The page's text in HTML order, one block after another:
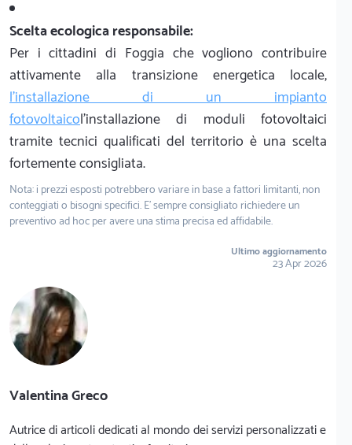
Scelta ecologica responsabile:
Per i cittadini di Foggia che vogliono contribuire
attivamente alla transizione energetica locale,
l'installazione di un impianto
fotovoltaicol'installazione di moduli fotovoltaici
tramite tecnici qualificati del territorio è una scelta
fortemente consigliata.
Nota: i prezzi esposti potrebbero variare in base a fattori limitanti, non
conteggiati o bisogni specifici. E' sempre consigliato richiedere un
preventivo ad hoc per avere una stima precisa ed affidabile.
Ultimo aggiornamento
23 Apr 2026
Valentina Greco
Autrice di articoli dedicati al mondo dei servizi personalizzati e